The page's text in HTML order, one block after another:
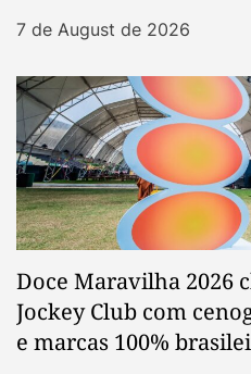
7 de August de 2026
Doce Maravilha 2026
Jockey Club com
e marcas 100%